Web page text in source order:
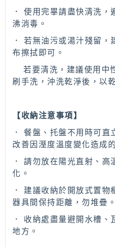
． 使用完畢請盡快清洗
沸消毒。
． 若無油污或湯汁殘留，
布擦拭即可。
若要清洗，建議使用中
刷手洗，沖洗乾淨後，以
【收納注意事項】
． 餐盤、托盤不用時可直
改善因溼度溫度變化造成
． 請勿放在陽光直射、
化。
． 建議收納於開放式置
器具間保持距離，勿堆疊。
． 收納處盡量避開水槽、
地方。